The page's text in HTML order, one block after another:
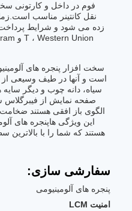
فوم در داخل و کارتونی
سخت افزار پنجره های
است و آنها در طیف وسیعی از
سیاه، دانه چوب و دیگر سایه
صفحه نمایش از فیبرگلاس
هستند که شما را با
سفارشی سازی:
پنجره های آلومینیومی
امنیت LCM